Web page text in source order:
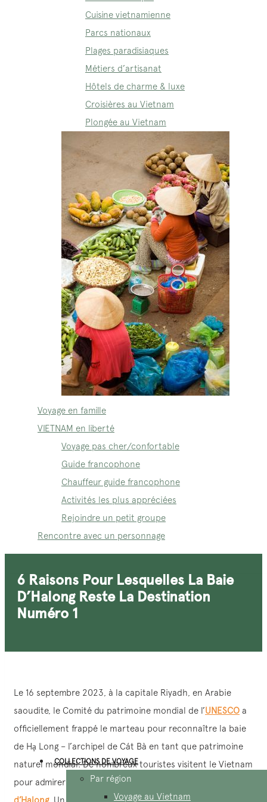
Cuisine vietnamienne
Parcs nationaux
Plages paradisiaques
Métiers d’artisanat
Hôtels de charme & luxe
Croisières au Vietnam
Plongée au Vietnam
Voyage en famille
VIETNAM en liberté
Voyage pas cher/confortable
Guide francophone
Chauffeur guide francophone
Activités les plus appréciées
Rejoindre un petit groupe
Rencontre avec un personnage
COLLECTIONS DE VOYAGE
Par région
Voyage au Vietnam
6 Raisons Pour Lesquelles La Baie
D’Halong Reste La Destination
Numéro 1
Le 16 septembre 2023, à la capitale Riyadh, en Arabie
saoudite, le Comité du patrimoine mondial de l’UNESCO a
officiellement frappé le marteau pour reconnaître la baie
de Hạ Long – l’archipel de Cát Bà en tant que patrimoine
naturel mondial. De nombreux touristes visitent le Vietnam
pour admirer de leurs propres yeux la célèbre
d’Halong. Un voyage au Vietnam serait incomplet sans une